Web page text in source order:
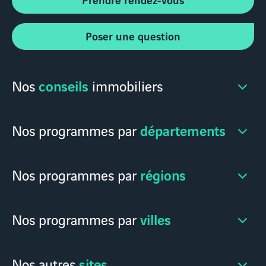
Poser une question
Nosconseils immobiliers
Nos programmes pardépartements
Nos programmes par régions
Nos programmes parvilles